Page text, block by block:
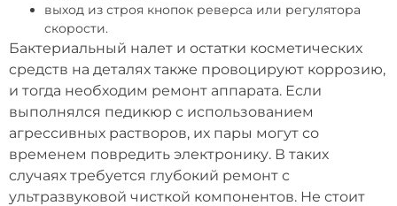
выход из строя кнопок реверса или регулятора
скорости.
Бактериальный налет и остатки косметических
средств на деталях также провоцируют коррозию,
и тогда необходим ремонт аппарата. Если
выполнялся педикюр с использованием
агрессивных растворов, их пары могут со
временем повредить электронику. В таких
случаях требуется глубокий ремонт с
ультразвуковой чисткой компонентов. Не стоит